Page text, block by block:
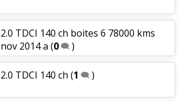
2.0 TDCI 140 ch boites 6 78000 kms
nov 2014 a (0 )
2.0 TDCI 140 ch (1 )